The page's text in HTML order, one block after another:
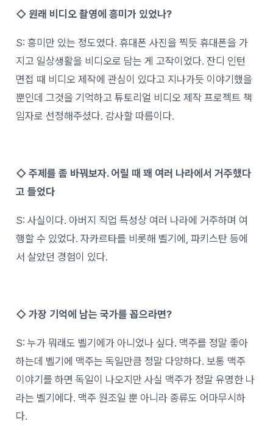
◇ 원래 비디오 촬영에 흥미가 있었나?
S: 흥미만 있는 정도였다. 휴대폰 사진을 찍듯 휴대폰을 가
지고 일상생활을 비디오로 담는 게 고작이었다. 잔디 인턴
면접 때 비디오 제작에 관심이 있다고 지나가듯 이야기했을
뿐인데 그것을 기억하고 튜토리얼 비디오 제작 프로젝트 책
임자로 선정해주셨다. 감사할 따름이다.
◇ 주제를 좀 바꿔보자. 어릴 때 꽤 여러 나라에서 거주했다
고 들었다
S: 사실이다. 아버지 직업 특성상 여러 나라에 거주하며 여
행할 수 있었다. 자카르타를 비롯해 벨기에, 파키스탄 등에
서 살았던 경험이 있다.
◇ 가장 기억에 남는 국가를 꼽으라면?
S: 누가 뭐래도 벨기에가 아니었나 싶다. 맥주를 정말 좋아
하는데 벨기에 맥주는 독일만큼 정말 다양하다. 보통 맥주
이야기를 하면 독일이 나오지만 사실 맥주가 정말 유명한 나
라는 벨기에다. 맥주 원조일 뿐 아니라 종류도 어마무시하
다.